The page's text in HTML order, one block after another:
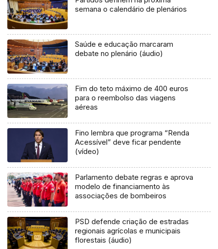
semana o calendário de plenários
Saúde e educação marcaram
debate no plenário (áudio)
Fim do teto máximo de 400 euros
para o reembolso das viagens
aéreas
Fino lembra que programa “Renda
Acessível” deve ficar pendente
(vídeo)
Parlamento debate regras e aprova
modelo de financiamento às
associações de bombeiros
PSD defende criação de estradas
regionais agrícolas e municipais
florestais (áudio)